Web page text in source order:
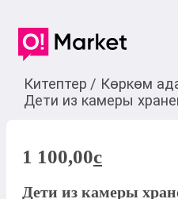
Китептер / Көркөм
Дети из камеры
1 100,00c
Дети из камеры